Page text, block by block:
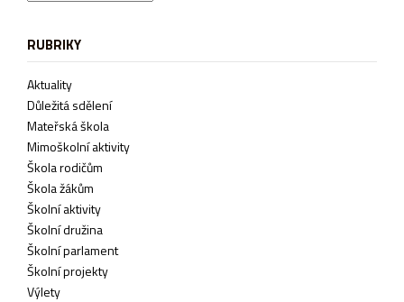
RUBRIKY
Aktuality
Důležitá sdělení
Mateřská škola
Mimoškolní aktivity
Škola rodičům
Škola žákům
Školní aktivity
Školní družina
Školní parlament
Školní projekty
Výlety